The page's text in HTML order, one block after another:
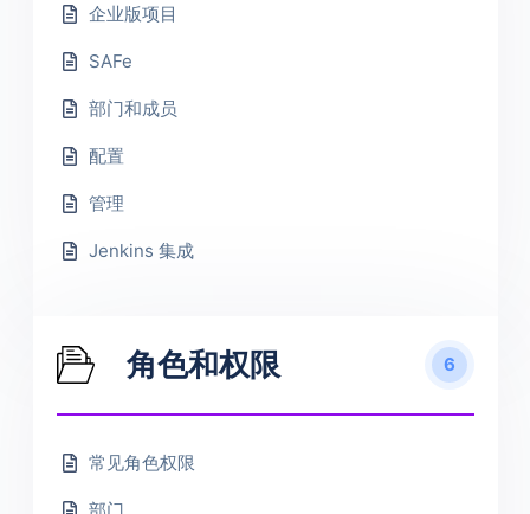
企业版项目
SAFe
部门和成员
配置
管理
Jenkins 集成
角色和权限 6
常见角色权限
部门